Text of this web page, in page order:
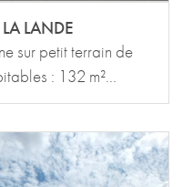
LANDE
sur petit terrain de
: 132 m²...